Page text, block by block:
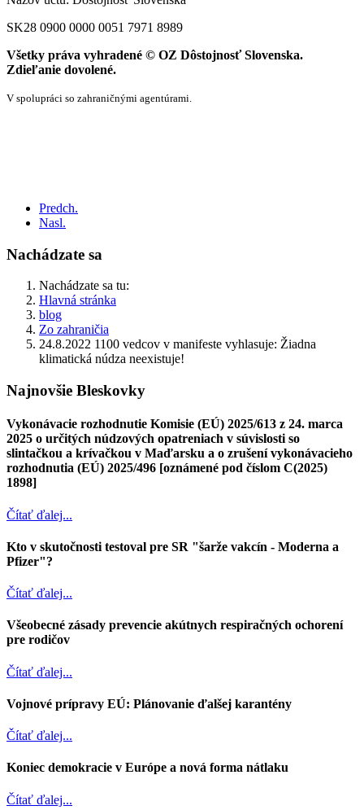
SK28 0900 0000 0051 7971 8989
Všetky práva vyhradené © OZ Dôstojnosť Slovenska.
Zdieľanie dovolené.
V spolupráci so zahraničnými agentúrami.
Predch.
Nasl.
Nachádzate sa
Nachádzate sa tu:
Hlavná stránka
blog
Zo zahraničia
24.8.2022 1100 vedcov v manifeste vyhlasuje: Žiadna
klimatická núdza neexistuje!
Najnovšie Bleskovky
Vykonávacie rozhodnutie Komisie (EÚ) 2025/613 z 24. marca
2025 o určitých núdzových opatreniach v súvislosti so
slintačkou a krívačkou v Maďarsku a o zrušení vykonávacieho
rozhodnutia (EÚ) 2025/496 [oznámené pod číslom C(2025)
1898]
Čítať ďalej...
Kto v skutočnosti testoval pre SR "šarže vakcín - Moderna a
Pfizer"?
Čítať ďalej...
Všeobecné zásady prevencie akútnych respiračných ochorení
pre rodičov
Čítať ďalej...
Vojnové prípravy EÚ: Plánovanie ďalšej karantény
Čítať ďalej...
Koniec demokracie v Európe a nová forma nátlaku
Čítať ďalej...